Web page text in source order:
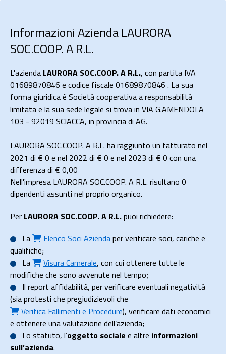
Informazioni Azienda LAURORA
SOC.COOP. A R.L.
L'azienda LAURORA SOC.COOP. A R.L., con partita IVA
01689870846 e codice fiscale 01689870846 . La sua
forma giuridica è Società cooperativa a responsabilità
limitata e la sua sede legale si trova in VIA G.AMENDOLA
103 - 92019 SCIACCA, in provincia di AG.
LAURORA SOC.COOP. A R.L. ha raggiunto un fatturato nel
2021 di € 0 e nel 2022 di € 0 e nel 2023 di € 0 con una
differenza di € 0,00
Nell'impresa LAURORA SOC.COOP. A R.L. risultano 0
dipendenti assunti nel proprio organico.
Per LAURORA SOC.COOP. A R.L.puoi richiedere:
La
Elenco Soci Aziendaper verificare soci, cariche e
qualifiche;
La
Visura Camerale, con cui ottenere tutte le
modifiche che sono avvenute nel tempo;
Il report affidabilità, per verificare eventuali negatività
(sia protesti che pregiudizievoli che
Verifica Fallimenti e Procedure), verificare dati economici
e ottenere una valutazione dell’azienda;
Lo statuto, l’oggetto sociale e altre informazioni
sull’azienda.